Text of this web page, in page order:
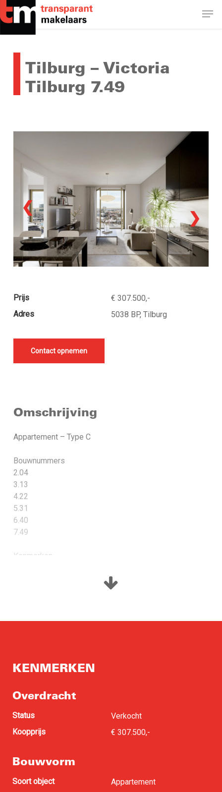
Skip
to
Tilburg – Victoria
Tilburg 7.49
❮
❯
Prijs
€ 307.500,-
Adres
5038 BP, Tilburg
Contact opnemen
Omschrijving
Appartement – Type C
Bouwnummers
2.04
3.13
4.22
5.31
6.40
7.49
Kenmerken
KENMERKEN
Overdracht
Status
Verkocht
Koopprijs
€ 307.500,-
Bouwvorm
Soort object
Appartement